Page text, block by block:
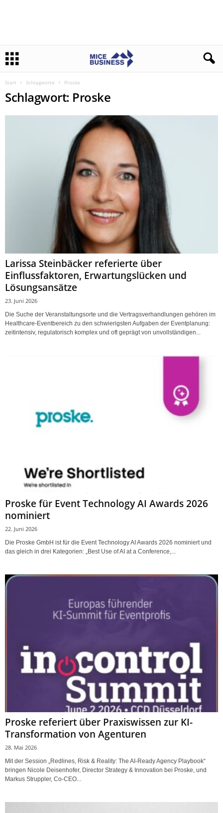
Start Schlagworte Proske
Schlagwort: Proske
Larissa Steinbäcker referierte über
Einflussfaktoren, Erwartungslücken und
Lösungsansätze
23. Juni 2026
Die Suche der Veranstaltungsorte und die Vertragsverhandlungen gehören im
Healthcare-Eventbereich zu den schwierigsten Aufgaben der Eventplanung:
zeitintensiv, regulatorisch komplex und oft geprägt von unvollständigen...
Proske für Event Technology AI Awards 2026
nominiert
22. Juni 2026
Die Proske GmbH ist für die Event Technology AI Awards 2026 nominiert und
das gleich in drei Kategorien: „Best Use of AI at a Conference,...
Proske referiert über Praxiswissen zur KI-
Transformation von Agenturen
28. Mai 2026
Mit der Session „Redlines, Risk & Reality: The AI-Ready Agency Playbook“
bringen Nicole Deisenhofer, Director Strategy & Innovation bei Proske, und
Markus Struppler, Co-CEO...